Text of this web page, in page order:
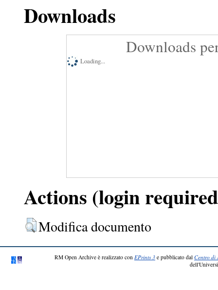
Downloads
Downloads
Loading...
Actions (login
Modifica documento
RM Open Archive è realizzato con EPrints 3 e pubblicato dal Centro di